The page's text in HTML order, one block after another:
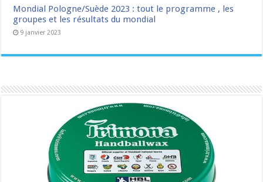
Mondial Pologne/Suède 2023 : tout le programme , les
groupes et les résultats du mondial
9 janvier 2023